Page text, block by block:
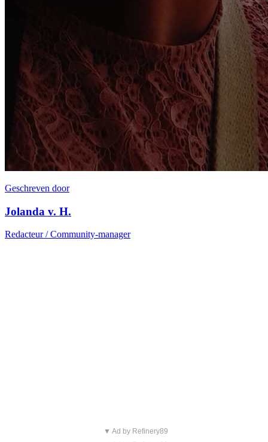
Geschreven door
Jolanda v. H.
Redacteur / Community-manager
▼ Ad by Refinery89